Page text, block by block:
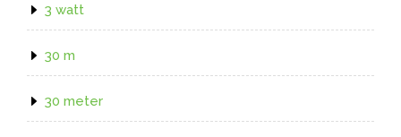
3 watt
30 m
30 meter